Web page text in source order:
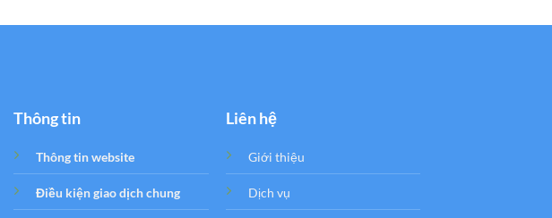
Thông tin
Thông tin website
Điều kiện giao dịch chung
Liên hệ
Giới thiệu
Dịch vụ